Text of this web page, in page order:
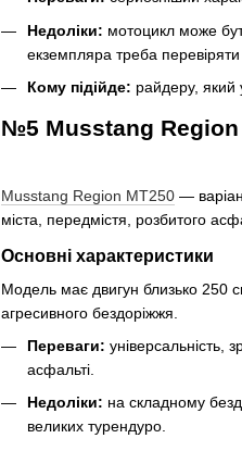
Недоліки: мотоцикл може
екземпляра треба перевіряти
Кому підійде: райдеру, який
№5 Musstang Region
Musstang Region MT250 —
міста, передмістя, розбитого
Основні характеристики
Модель має двигун близько 250
агресивного бездоріжжя.
Переваги: універсальність,
асфальті.
Недоліки: на складному
великих турендуро.